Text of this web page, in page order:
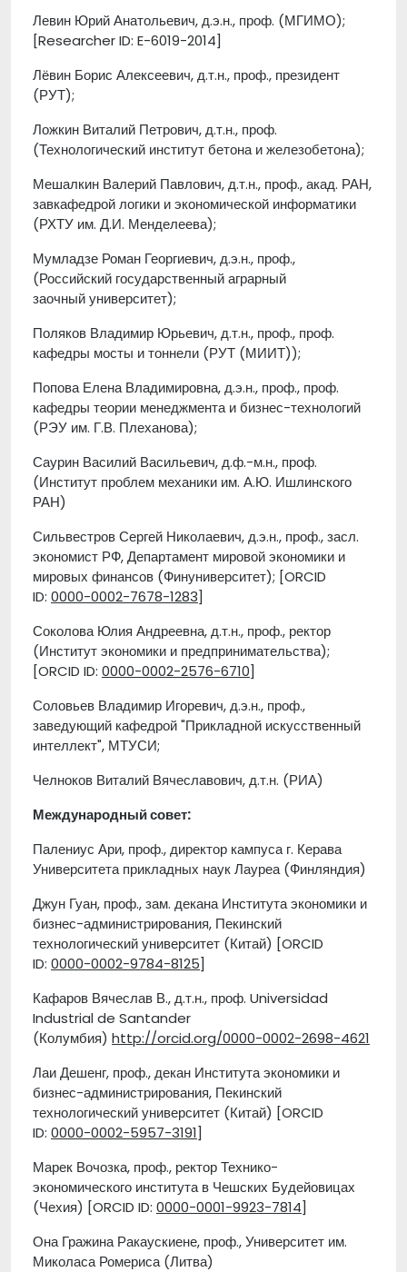
Левин Юрий Анатольевич, д.э.н., проф. (МГИМО);
[Researcher ID: E-6019-2014]
Лёвин Борис Алексеевич, д.т.н., проф., президент
(РУТ);
Ложкин Виталий Петрович, д.т.н., проф.
(Технологический институт бетона и железобетона);
Мешалкин Валерий Павлович, д.т.н., проф., акад. РАН,
завкафедрой логики и экономической информатики
(РХТУ им. Д.И. Менделеева);
Мумладзе Роман Георгиевич, д.э.н., проф.,
(Российский государственный аграрный
заочный университет);
Поляков Владимир Юрьевич, д.т.н., проф., проф.
кафедры мосты и тоннели (РУТ (МИИТ));
Попова Елена Владимировна, д.э.н., проф., проф.
кафедры теории менеджмента и бизнес-технологий
(РЭУ им. Г.В. Плеханова);
Саурин Василий Васильевич, д.ф.-м.н., проф.
(Институт проблем механики им. А.Ю. Ишлинского
РАН)
Сильвестров Сергей Николаевич, д.э.н., проф., засл.
экономист РФ, Департамент мировой экономики и
мировых финансов (Финуниверситет); [ORCID
ID: 0000-0002-7678-1283]
Соколова Юлия Андреевна, д.т.н., проф., ректор
(Институт экономики и предпринимательства);
[ORCID ID: 0000-0002-2576-6710]
Соловьев Владимир Игоревич, д.э.н., проф.,
заведующий кафедрой "Прикладной искусственный
интеллект", МТУСИ;
Челноков Виталий Вячеславович, д.т.н. (РИА)
Международный совет:
Палениус Ари, проф., директор кампуса г. Керава
Университета прикладных наук Лауреа (Финляндия)
Джун Гуан, проф., зам. декана Института экономики и
бизнес-администрирования, Пекинский
технологический университет (Китай) [ORCID
ID: 0000-0002-9784-8125]
Кафаров Вячеслав В., д.т.н., проф. Universidad
Industrial de Santander
(Колумбия) http://orcid.org/0000-0002-2698-4621
Лаи Дешенг, проф., декан Института экономики и
бизнес-администрирования, Пекинский
технологический университет (Китай) [ORCID
ID: 0000-0002-5957-3191]
Марек Вочозка, проф., ректор Технико-
экономического института в Чешских Будейовицах
(Чехия) [ORCID ID: 0000-0001-9923-7814]
Она Гражина Ракаускиене, проф., Университет им.
Миколаса Ромериса (Литва)